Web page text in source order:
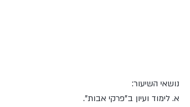
נושאי השיעור:
א. לימוד ועיון ב"פרקי אבות".